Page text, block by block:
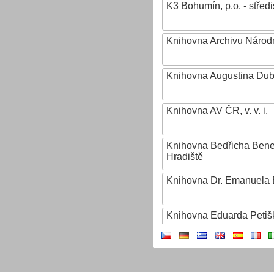
K3 Bohumín, p.o. -
Knihovna Archivu
Knihovna Augustina
Knihovna AV ČR, v. v. i.
Knihovna Bedřicha
Hradiště
Knihovna Dr. Emanuela
Knihovna Eduarda
Knihovna Ignáta